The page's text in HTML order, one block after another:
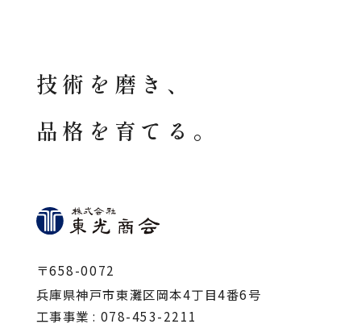
技術を磨き、
品格を育てる。
〒658-0072
兵庫県神戸市東灘区岡本4丁目4番6号
工事事業 : 078-453-2211